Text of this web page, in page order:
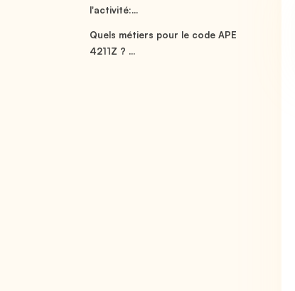
l'activité:...
Quels métiers pour le code APE
4211Z ? ...